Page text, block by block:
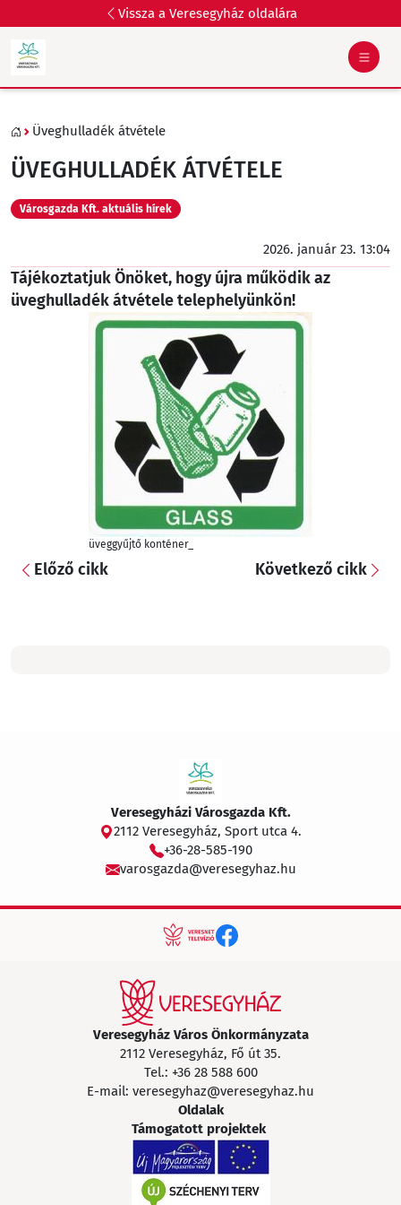
Vissza a Veresegyház oldalára
Üveghulladék átvétele
ÜVEGHULLADÉK ÁTVÉTELE
Városgazda Kft. aktuális hírek
2026. január 23. 13:04
Tájékoztatjuk Önöket, hogy újra működik az
üveghulladék átvétele telephelyünkön!
üveggyűjtő konténer_
Előző cikk Következő cikk
Veresegyházi Városgazda Kft.
2112 Veresegyház, Sport utca 4.
+36-28-585-190
varosgazda@veresegyhaz.hu
Veresegyház Város Önkormányzata
2112 Veresegyház, Fő út 35.
Tel.: +36 28 588 600
E-mail: veresegyhaz@veresegyhaz.hu
Oldalak
Támogatott projektek